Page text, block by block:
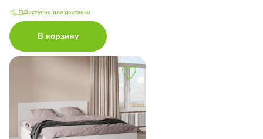
Доступно для доставки
В корзину